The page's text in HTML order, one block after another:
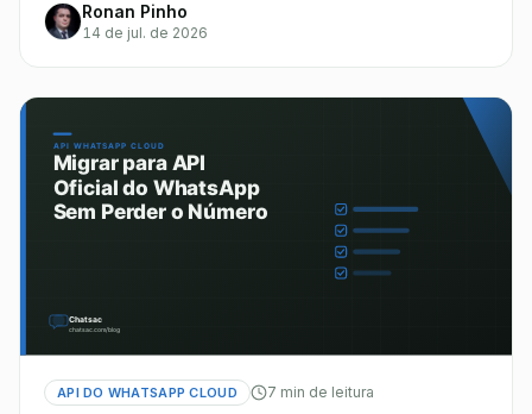
Ronan Pinho
14 de jul. de 2026
API DO WHATSAPP CLOUD 7 min de leitura